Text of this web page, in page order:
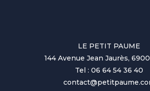
LE PETIT PAUME
144 Avenue Jean Jaurès,
Tel : 06 64 54 36 40